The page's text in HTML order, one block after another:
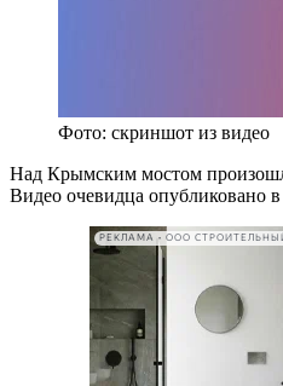
Фото: скриншот из видео
Над Крымским мостом
Видео очевидца опубликовано в